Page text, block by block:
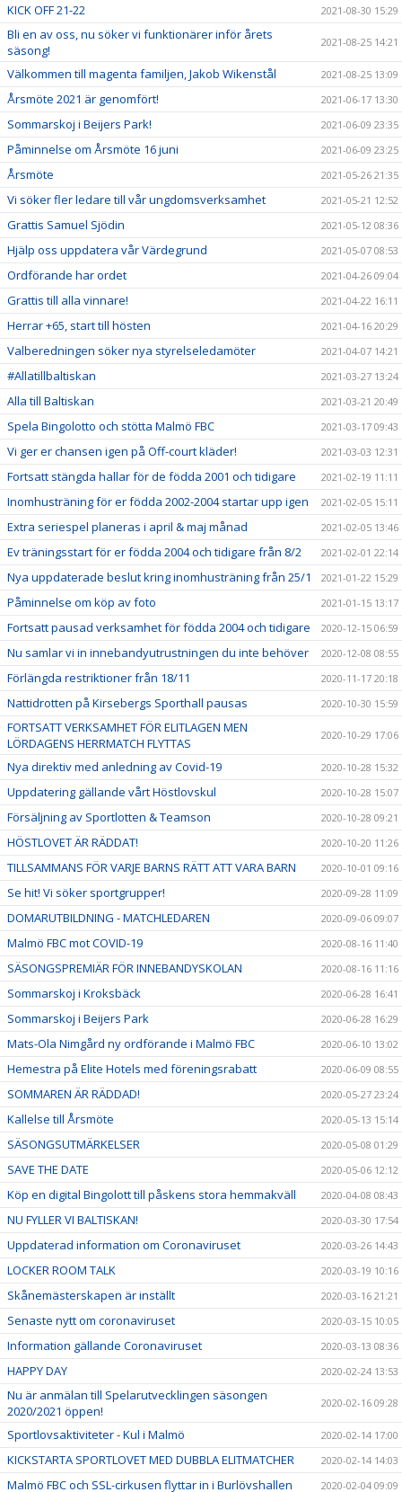
KICK OFF 21-22 2021-08-30 15:29
Bli en av oss, nu söker vi funktionärer inför årets
säsong!
2021-08-25 14:21
Välkommen till magenta familjen, Jakob Wikenstål 2021-08-25 13:09
Årsmöte 2021 är genomfört! 2021-06-17 13:30
Sommarskoj i Beijers Park! 2021-06-09 23:35
Påminnelse om Årsmöte 16 juni 2021-06-09 23:25
Årsmöte 2021-05-26 21:35
Vi söker fler ledare till vår ungdomsverksamhet 2021-05-21 12:52
Grattis Samuel Sjödin 2021-05-12 08:36
Hjälp oss uppdatera vår Värdegrund 2021-05-07 08:53
Ordförande har ordet 2021-04-26 09:04
Grattis till alla vinnare! 2021-04-22 16:11
Herrar +65, start till hösten 2021-04-16 20:29
Valberedningen söker nya styrelseledamöter 2021-04-07 14:21
#Allatillbaltiskan 2021-03-27 13:24
Alla till Baltiskan 2021-03-21 20:49
Spela Bingolotto och stötta Malmö FBC 2021-03-17 09:43
Vi ger er chansen igen på Off-court kläder! 2021-03-03 12:31
Fortsatt stängda hallar för de födda 2001 och tidigare 2021-02-19 11:11
Inomhusträning för er födda 2002-2004 startar upp igen 2021-02-05 15:11
Extra seriespel planeras i april & maj månad 2021-02-05 13:46
Ev träningsstart för er födda 2004 och tidigare från 8/2 2021-02-01 22:14
Nya uppdaterade beslut kring inomhusträning från 25/1 2021-01-22 15:29
Påminnelse om köp av foto 2021-01-15 13:17
Fortsatt pausad verksamhet för födda 2004 och tidigare 2020-12-15 06:59
Nu samlar vi in innebandyutrustningen du inte behöver 2020-12-08 08:55
Förlängda restriktioner från 18/11 2020-11-17 20:18
Nattidrotten på Kirsebergs Sporthall pausas 2020-10-30 15:59
FORTSATT VERKSAMHET FÖR ELITLAGEN MEN
LÖRDAGENS HERRMATCH FLYTTAS
2020-10-29 17:06
Nya direktiv med anledning av Covid-19 2020-10-28 15:32
Uppdatering gällande vårt Höstlovskul 2020-10-28 15:07
Försäljning av Sportlotten & Teamson 2020-10-28 09:21
HÖSTLOVET ÄR RÄDDAT! 2020-10-20 11:26
TILLSAMMANS FÖR VARJE BARNS RÄTT ATT VARA BARN 2020-10-01 09:16
Se hit! Vi söker sportgrupper! 2020-09-28 11:09
DOMARUTBILDNING - MATCHLEDAREN 2020-09-06 09:07
Malmö FBC mot COVID-19 2020-08-16 11:40
SÄSONGSPREMIÄR FÖR INNEBANDYSKOLAN 2020-08-16 11:16
Sommarskoj i Kroksbäck 2020-06-28 16:41
Sommarskoj i Beijers Park 2020-06-28 16:29
Mats-Ola Nimgård ny ordförande i Malmö FBC 2020-06-10 13:02
Hemestra på Elite Hotels med föreningsrabatt 2020-06-09 08:55
SOMMAREN ÄR RÄDDAD! 2020-05-27 23:24
Kallelse till Årsmöte 2020-05-13 15:14
SÄSONGSUTMÄRKELSER 2020-05-08 01:29
SAVE THE DATE 2020-05-06 12:12
Köp en digital Bingolott till påskens stora hemmakväll 2020-04-08 08:43
NU FYLLER VI BALTISKAN! 2020-03-30 17:54
Uppdaterad information om Coronaviruset 2020-03-26 14:43
LOCKER ROOM TALK 2020-03-19 10:16
Skånemästerskapen är inställt 2020-03-16 21:21
Senaste nytt om coronaviruset 2020-03-15 10:05
Information gällande Coronaviruset 2020-03-13 08:36
HAPPY DAY 2020-02-24 13:53
Nu är anmälan till Spelarutvecklingen säsongen
2020/2021 öppen!
2020-02-16 09:28
Sportlovsaktiviteter - Kul i Malmö 2020-02-14 17:00
KICKSTARTA SPORTLOVET MED DUBBLA ELITMATCHER 2020-02-14 14:03
Malmö FBC och SSL-cirkusen flyttar in i Burlövshallen 2020-02-04 09:09